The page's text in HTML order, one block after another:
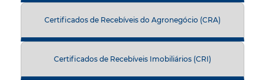
Certificados de Recebíveis do Agronegócio (CRA)
Certificados de Recebíveis Imobiliários (CRI)